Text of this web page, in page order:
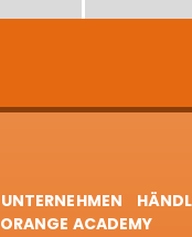
UNTERNEHMEN
ORANGE ACADEMY